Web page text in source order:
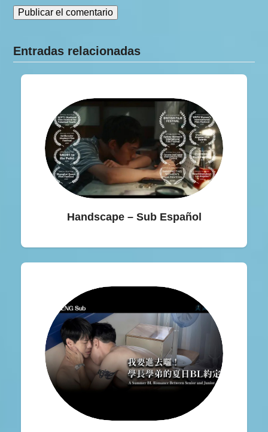
Entradas relacionadas
Handscape – Sub Español